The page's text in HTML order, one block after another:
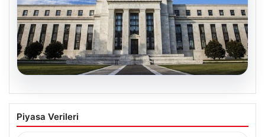
07.08.2026
FED faiz kararı ne zaman, saat kaçta?
Faiz beklentisi ne yönde? 2026 FED
Piyasa Verileri